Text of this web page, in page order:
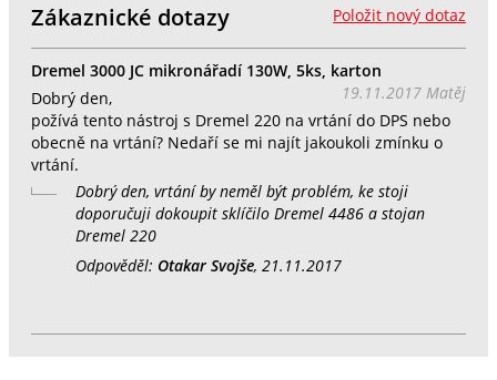
Položit nový dotaz
Zákaznické dotazy
Dremel 3000 JC mikronářadí 130W, 5ks, karton
19.11.2017 Matěj
Dobrý den,
požívá tento nástroj s Dremel 220 na vrtání do DPS nebo
obecně na vrtání? Nedaří se mi najít jakoukoli zmínku o
vrtání.
Dobrý den, vrtání by neměl být problém, ke stoji
doporučuji dokoupit sklíčilo Dremel 4486 a stojan
Dremel 220
Odpověděl: Otakar Svojše, 21.11.2017